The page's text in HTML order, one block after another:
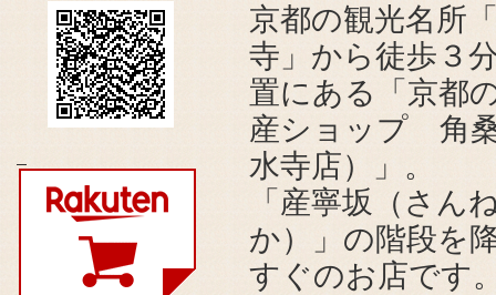
京都の観光名所
寺」から徒歩３
置にある「京都
産ショップ 角
水寺店）」。
「産寧坂（さん
か）」の階段を
すぐのお店です